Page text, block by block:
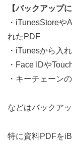
【バックアップ
・iTunesStoreや
れたPDF
・iTunesから入
・Face IDや
・キーチェーン
などはバックア
特に資料PDFを